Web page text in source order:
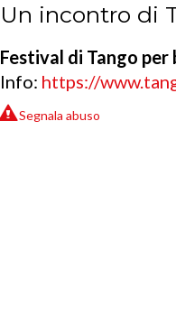
Un incontro di
Festival di Tango
Info: https://
Segnala abuso